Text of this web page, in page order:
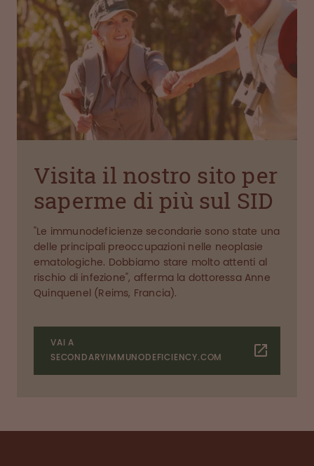
Visita il nostro sito per
saperme di più sul SID
"Le immunodeficienze secondarie sono state una
delle principali preoccupazioni nelle neoplasie
ematologiche. Dobbiamo stare molto attenti al
rischio di infezione", afferma la dottoressa Anne
Quinquenel (Reims, Francia).
VAI A
SECONDARYIMMUNODEFICIENCY.COM